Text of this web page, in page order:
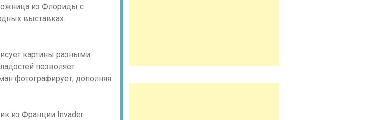
из Флориды с
выставках.
картины разными
позволяет
фотографирует, дополняя
из Франции Invader